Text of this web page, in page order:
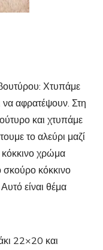
Χτυπάμε
να αφρατέψουν. Στη
και χτυπάμε
το αλεύρι μαζί
κόκκινο χρώμα
σκούρο κόκκινο
είναι θέμα
22×20 και